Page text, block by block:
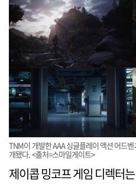
TNM이 개발한 AAA 싱글플레이 액션 어드
개됐다. <출처=스마일게이트>
제이콥 밍코프 게임 디렉터